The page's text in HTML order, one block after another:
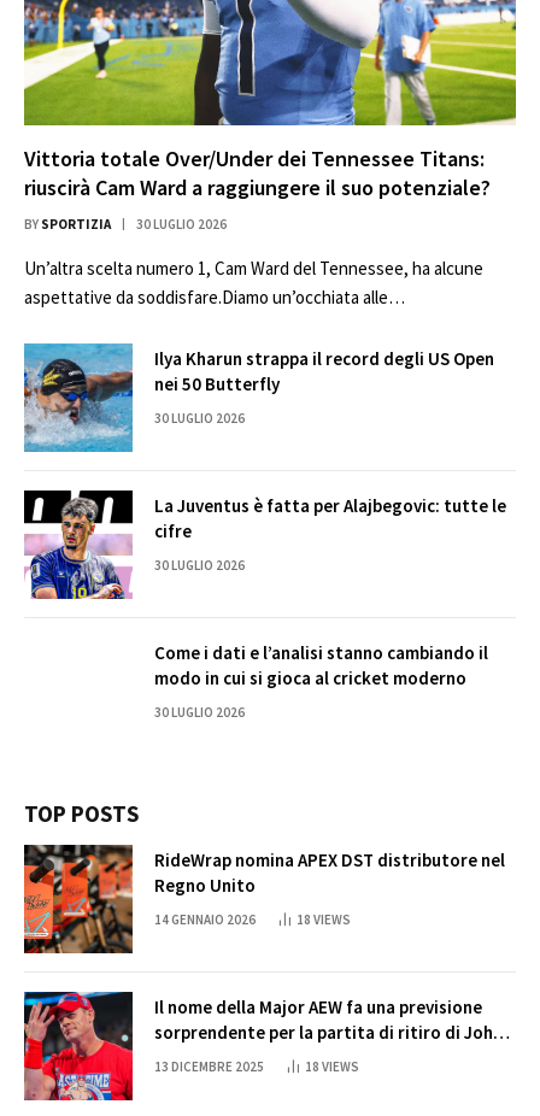
Vittoria totale Over/Under dei Tennessee Titans:
riuscirà Cam Ward a raggiungere il suo potenziale?
BY SPORTIZIA 30 LUGLIO 2026
Un’altra scelta numero 1, Cam Ward del Tennessee, ha alcune
aspettative da soddisfare.Diamo un’occhiata alle…
Ilya Kharun strappa il record degli US Open
nei 50 Butterfly
30 LUGLIO 2026
La Juventus è fatta per Alajbegovic: tutte le
cifre
30 LUGLIO 2026
Come i dati e l’analisi stanno cambiando il
modo in cui si gioca al cricket moderno
30 LUGLIO 2026
TOP POSTS
RideWrap nomina APEX DST distributore nel
Regno Unito
14 GENNAIO 2026 18 VIEWS
Il nome della Major AEW fa una previsione
sorprendente per la partita di ritiro di John
Cena
13 DICEMBRE 2025 18 VIEWS